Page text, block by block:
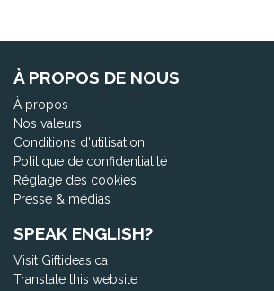
À PROPOS DE NOUS
À propos
Nos valeurs
Conditions d'utilisation
Politique de confidentialité
Réglage des cookies
Presse & médias
SPEAK ENGLISH?
Visit Giftideas.ca
Translate this website